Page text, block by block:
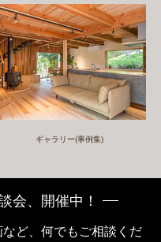
ギャラリー(事例集)
会、開催中！
ど、何でもご相談くだ